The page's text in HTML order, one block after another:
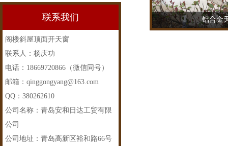
联系我们
阁楼斜屋顶面开天窗
联系人：杨庆功
电话：18669720866（微信同号）
邮箱：qinggongyang@163.com
QQ：380262610
公司名称：青岛安和日达工贸有限
公司
公司地址：青岛高新区裕和路66号
铝合金